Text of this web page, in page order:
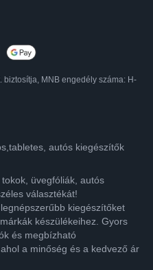
biztosítja, MNB engedély száma: H-
autós kiegészítők
üvegfóliák, autós
választékát!
kiegészítőket
készülékeihez. Gyors
és megbízható
a minőség és a kedvező ár